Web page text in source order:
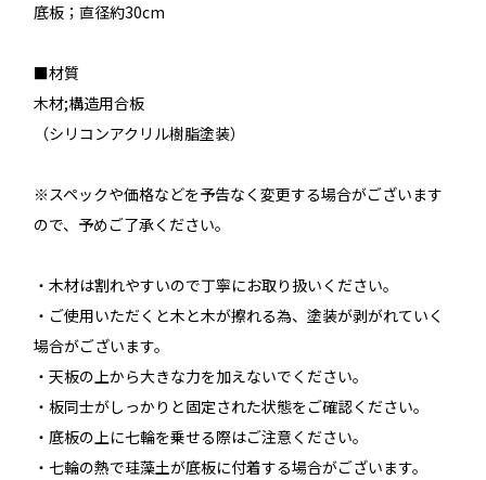
底板；直径約30cm
■材質
木材;構造用合板
（シリコンアクリル樹脂塗装）
※スペックや価格などを予告なく変更する場合がございます
ので、予めご了承ください。
・木材は割れやすいので丁寧にお取り扱いください。
・ご使用いただくと木と木が擦れる為、塗装が剥がれていく
場合がございます。
・天板の上から大きな力を加えないでください。
・板同士がしっかりと固定された状態をご確認ください。
・底板の上に七輪を乗せる際はご注意ください。
・七輪の熱で珪藻土が底板に付着する場合がございます。